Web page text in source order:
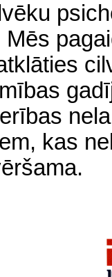
Mēs
kas